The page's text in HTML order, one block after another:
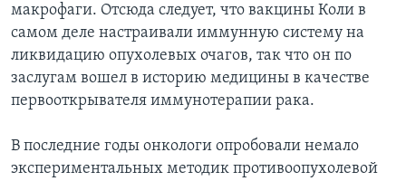
макрофаги. Отсюда следует, что вакцины Коли в
самом деле настраивали иммунную систему на
ликвидацию опухолевых очагов, так что он по
заслугам вошел в историю медицины в качестве
первооткрывателя иммунотерапии рака.
В последние годы онкологи опробовали немало
экспериментальных методик противоопухолевой